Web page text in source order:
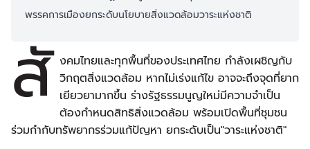
พรรคการเมืองยกระดับนโยบายสิ่งแวดล้อมวาระแห่งชาติ
สั งคมไทยและทุกพื้นที่ของประเทศไทย กำลังเผชิญกับ
วิกฤตสิ่งแวดล้อม หากไม่เร่งแก้ไข อาจจะถึงจุดที่ยาก
เยียวยามากขึ้น ร่างรัฐธรรมนูญใหม่มีความจำเป็น
ต้องกำหนดสิทธิสิ่งแวดล้อม พร้อมเปิดพื้นที่ชุมชน
ร่วมกำกับทรัพยากรร่วมแก้ปัญหา ยกระดับเป็น"วาระแห่งชาติ"